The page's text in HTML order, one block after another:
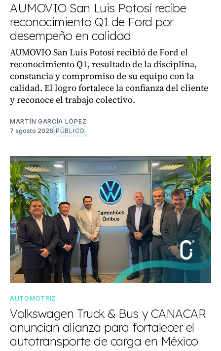
AUMOVIO San Luis Potosí recibe
reconocimiento Q1 de Ford por
desempeño en calidad
AUMOVIO San Luis Potosí recibió de Ford el
reconocimiento Q1, resultado de la disciplina,
constancia y compromiso de su equipo con la
calidad. El logro fortalece la confianza del cliente
y reconoce el trabajo colectivo.
MARTÍN GARCÍA LÓPEZ
7 agosto 2026 PÚBLICO
AUTOMOTRIZ
Volkswagen Truck & Bus y CANACAR
anuncian alianza para fortalecer el
autotransporte de carga en México